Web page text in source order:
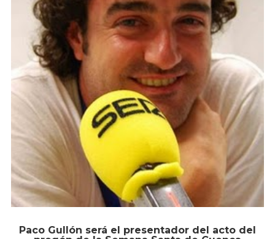
Paco Gullón será el presentador del acto del